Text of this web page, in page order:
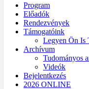
Menu
Program
Előadók
Rendezvények
Támogatóink
Legyen Ön Is
Archívum
Tudományos
Videók
Bejelentkezés
2026 ONLINE